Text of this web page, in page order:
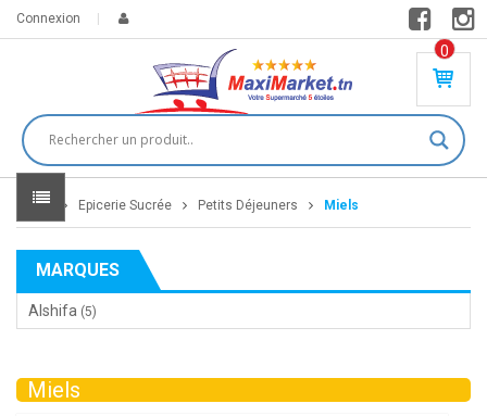
Connexion
0
PR
DU
IT(
S)
DT
Home Epicerie Sucrée Petits Déjeuners Miels
MARQUES
Alshifa (5)
Miels